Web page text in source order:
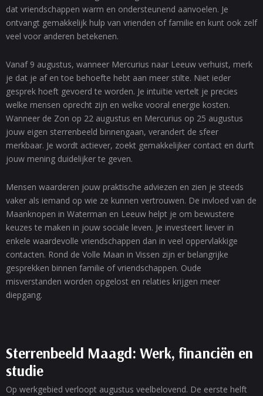
dat vriendschappen warm en ondersteunend aanvoelen. Je
ontvangt gemakkelijk hulp van vrienden of familie en kunt ook zelf
veel voor anderen betekenen.
Vanaf 9 augustus, wanneer Mercurius naar Leeuw verhuist, merk
je dat je af en toe behoefte hebt aan meer stilte. Niet ieder
gesprek hoeft gevoerd te worden. Je intuïtie vertelt je precies
welke mensen oprecht zijn en welke vooral energie kosten.
Wanneer de Zon op 22 augustus en Mercurius op 25 augustus
jouw eigen sterrenbeeld binnengaan, verandert de sfeer
merkbaar. Je wordt actiever, zoekt gemakkelijker contact en durft
jouw mening duidelijker te geven.
Mensen waarderen jouw praktische adviezen en zien je steeds
vaker als iemand op wie ze kunnen vertrouwen. De invloed van de
Maanknopen in Waterman en Leeuw helpt je om bewustere
keuzes te maken in jouw sociale leven. Je investeert liever in
enkele waardevolle vriendschappen dan in veel oppervlakkige
contacten. Rond de Volle Maan in Vissen zijn er belangrijke
gesprekken binnen familie of vriendschappen. Oude
misverstanden worden opgelost en relaties krijgen meer
diepgang.
Sterrenbeeld Maagd: Werk, financiën en
studie
Op werkgebied verloopt augustus veelbelovend. De eerste helft